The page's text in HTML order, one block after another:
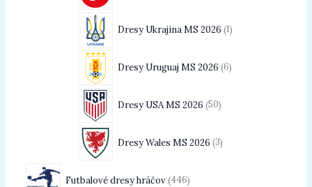
Dresy Ukrajina MS 2026 1
Dresy Uruguaj MS 2026 6
Dresy USA MS 2026 50
Dresy Wales MS 2026 3
Futbalové dresy hráčov 446